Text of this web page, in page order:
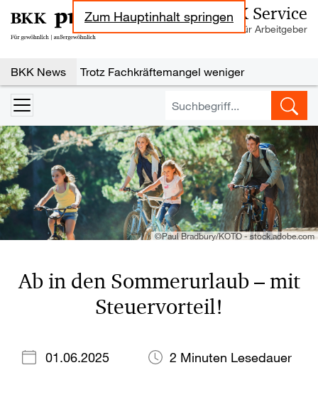
Zum Hauptinhalt springenBKK Service
Informationen für Arbeitgeber
BKK News Nachrichten zu den Themen
Trotz Fachkräftemangel weniger
Steuerbegünstigter Urlaubszuschuss:
Erholungsbeihilfen
Geringe Tarifbindung im Niedriglohnsektor
Jahresarbeitsentgeltgrenzen: Ab 2027 drei
unterschiedliche Grenzen maßgebend
Wechselbereitschaft im Job ist gestiegen
©Paul Bradbury/KOTO - stock.adobe.com
Ab in den Sommerurlaub – mit
Steuervorteil!
01.06.2025 2 Minuten Lesedauer